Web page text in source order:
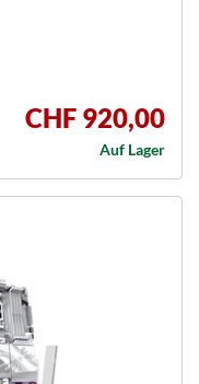
CHF 920,00
Auf Lager